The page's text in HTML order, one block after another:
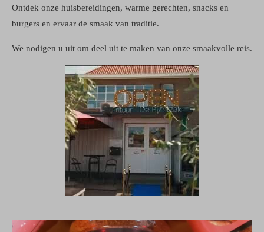
Ontdek onze huisbereidingen, warme gerechten, snacks en
burgers en ervaar de smaak van traditie.
We nodigen u uit om deel uit te maken van onze smaakvolle reis.